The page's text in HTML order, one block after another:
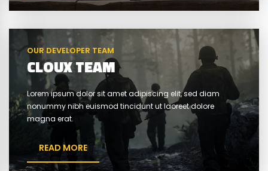
OUR DEVELOPER TEAM
CLOUX TEAM
Lorem ipsum dolor sit amet adipiscing elit, sed diam
nonummy nibh euismod tincidunt ut laoreet dolore
magna erat.
READ MORE